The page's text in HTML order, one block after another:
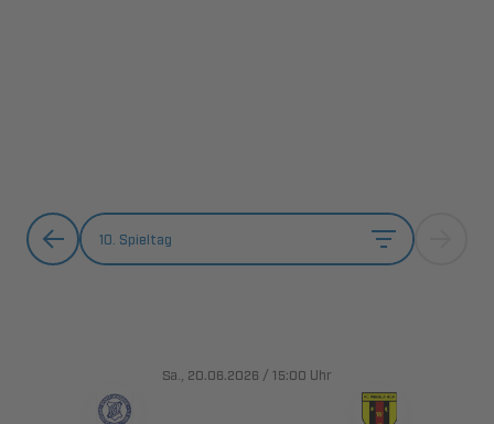
10. Spieltag
.,  /  Uhr